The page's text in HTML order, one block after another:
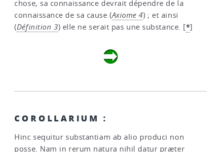
chose, sa connaissance devrait dépendre de la
connaissance de sa cause (Axiome 4) ; et ainsi
(Définition 3) elle ne serait pas une substance. [*]
COROLLARIUM :
Hinc sequitur substantiam ab alio produci non
posse. Nam in rerum natura nihil datur præter